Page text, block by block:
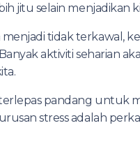
jitu selain menjadikan
tidak terkawal,
aktiviti seharian
pandang untuk
stress adalah